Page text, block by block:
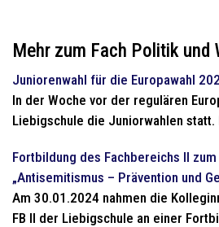
Mehr zum Fach Politik
Juniorenwahl für die Europawahl
In der Woche vor der regulären
Liebigschule die Juniorwahlen statt.
Fortbildung des Fachbereichs II
„Antisemitismus – Prävention und
Am 30.01.2024 nahmen die
FB II der Liebigschule an einer